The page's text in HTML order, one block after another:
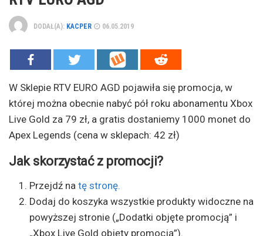
DODAŁ(A): KACPER 06.05.2019
W Sklepie RTV EURO AGD pojawiła się promocja, w
której można obecnie nabyć pół roku abonamentu Xbox
Live Gold za 79 zł, a gratis dostaniemy 1000 monet do
Apex Legends (cena w sklepach: 42 zł)
Jak skorzystać z promocji?
Przejdź na tę stronę.
Dodaj do koszyka wszystkie produkty widoczne na
powyższej stronie („Dodatki objęte promocją” i
„Xbox Live Gold objęty promocją”).